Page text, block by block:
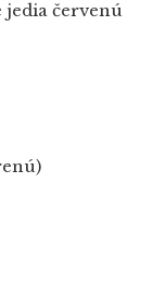
jedia červenú